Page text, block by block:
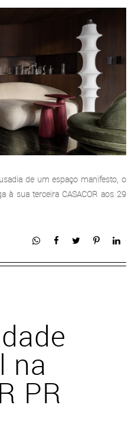
de um espaço manifesto, o
à sua terceira CASACOR aos 29
na
PR